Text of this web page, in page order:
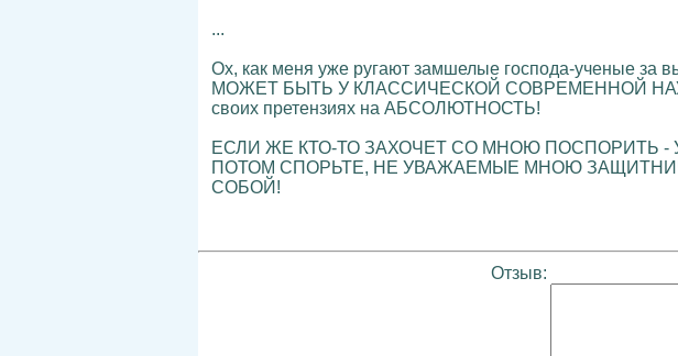
...
Ох, как меня уже ругают замшелые господа-ученые за
МОЖЕТ БЫТЬ У КЛАССИЧЕСКОЙ СОВРЕМЕННОЙ
своих претензиях на АБСОЛЮТНОСТЬ!
ЕСЛИ ЖЕ КТО-ТО ЗАХОЧЕТ СО МНОЮ ПОСПОРИТЬ
ПОТОМ СПОРЬТЕ, НЕ УВАЖАЕМЫЕ МНОЮ
СОБОЙ!
Отзыв: